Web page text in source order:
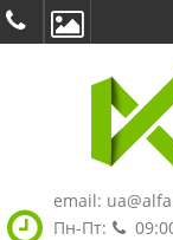
email:
Пн-Пт: